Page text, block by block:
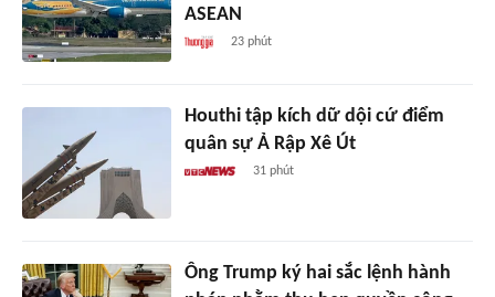
ASEAN
23 phút
Houthi tập kích dữ dội cứ điểm
quân sự Ả Rập Xê Út
31 phút
Ông Trump ký hai sắc lệnh hành